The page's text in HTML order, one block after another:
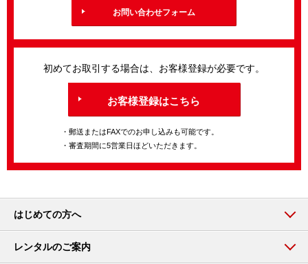
お問い合わせフォーム
初めてお取引する場合は、お客様登録が必要です。
お客様登録はこちら
・郵送またはFAXでのお申し込みも可能です。
・審査期間に5営業日ほどいただきます。
はじめての方へ
レンタルのご案内